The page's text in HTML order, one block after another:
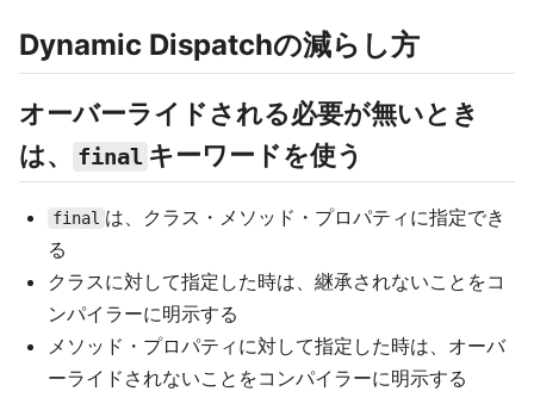
Dynamic Dispatchの減らし方
オーバーライドされる必要が無いとき
は、
final キーワードを使う
final は、クラス・メソッド・プロパティに指定でき
る
クラスに対して指定した時は、継承されないことをコ
ンパイラーに明示する
メソッド・プロパティに対して指定した時は、オーバ
ーライドされないことをコンパイラーに明示する